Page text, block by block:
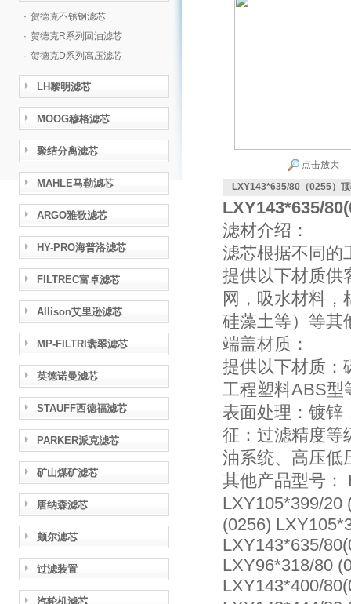
· 贺德克不锈钢滤芯
· 贺德克R系列回油滤芯
· 贺德克D系列高压滤芯
LH黎明滤芯
MOOG穆格滤芯
聚结分离滤芯
MAHLE马勒滤芯
ARGO雅歌滤芯
HY-PRO海普洛滤芯
FILTREC富卓滤芯
Allison艾里逊滤芯
MP-FILTRI翡翠滤芯
英德诺曼滤芯
STAUFF西德福滤芯
PARKER派克滤芯
矿山煤矿滤芯
唐纳森滤芯
颇尔滤芯
过滤装置
汽轮机滤芯
点击放大
LXY143*635/80（0255）
LXY143*635/
滤材介绍：
滤芯根据不同的
提供以下材质供
网，吸水材料
硅藻土等）等其
端盖材质：
提供以下材质：
工程塑料ABS型
表面处理：镀锌
征：过滤精度等
油系统、高压低
其他产品型号：
LXY105*399/20
(0256)
LXY143*635/
LXY96*318/80
LXY143*400/